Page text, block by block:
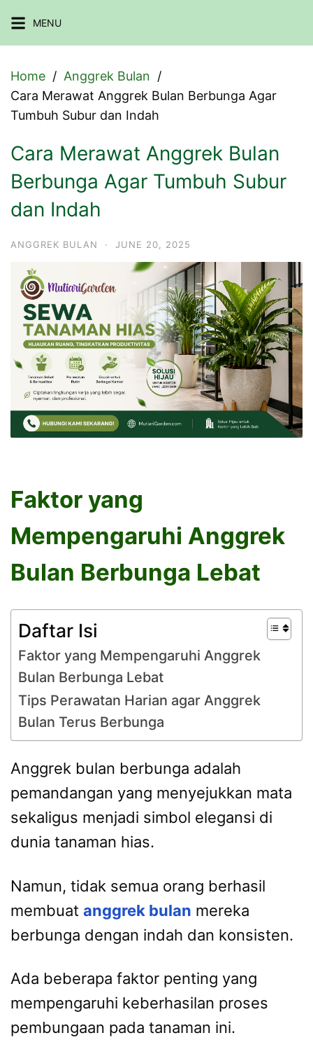
to
MENU
Home
Anggrek Bulan
Cara Merawat Anggrek Bulan Berbunga Agar
Tumbuh Subur dan Indah
Cara Merawat Anggrek Bulan
Berbunga Agar Tumbuh Subur
dan Indah
ANGGREK BULAN · JUNE 20, 2025
Faktor yang
Mempengaruhi Anggrek
Bulan Berbunga Lebat
Daftar Isi
Faktor yang Mempengaruhi Anggrek
Bulan Berbunga Lebat
Tips Perawatan Harian agar Anggrek
Bulan Terus Berbunga
Anggrek bulan berbunga adalah
pemandangan yang menyejukkan mata
sekaligus menjadi simbol elegansi di
dunia tanaman hias.
Namun, tidak semua orang berhasil
membuat anggrek bulan mereka
berbunga dengan indah dan konsisten.
Ada beberapa faktor penting yang
mempengaruhi keberhasilan proses
pembungaan pada tanaman ini.